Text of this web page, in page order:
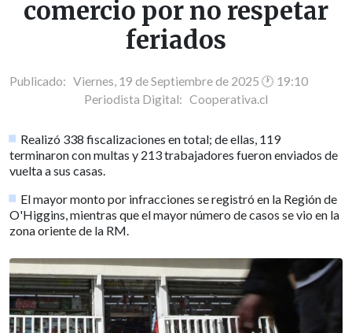
comercio por no respetar
feriados
Publicado: Viernes, 19 de Septiembre de 2025 🕐 19:10
Periodista Digital: Cooperativa.cl
Realizó 338 fiscalizaciones en total; de ellas, 119
terminaron con multas y 213 trabajadores fueron enviados de
vuelta a sus casas.
El mayor monto por infracciones se registró en la Región de
O'Higgins, mientras que el mayor número de casos se vio en la
zona oriente de la RM.